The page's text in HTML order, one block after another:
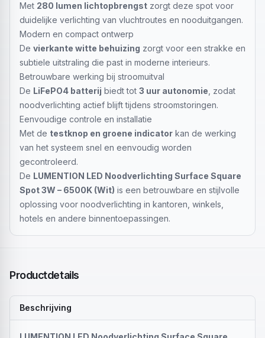
Met 280 lumen lichtopbrengst zorgt deze spot voor
duidelijke verlichting van vluchtroutes en nooduitgangen.
Modern en compact ontwerp
De vierkante witte behuizing zorgt voor een strakke en
subtiele uitstraling die past in moderne interieurs.
Betrouwbare werking bij stroomuitval
De LiFePO4 batterij biedt tot 3 uur autonomie , zodat
noodverlichting actief blijft tijdens stroomstoringen.
Eenvoudige controle en installatie
Met de testknop en groene indicator kan de werking
van het systeem snel en eenvoudig worden
gecontroleerd.
De LUMENTION LED Noodverlichting Surface Square
Spot 3W – 6500K (Wit) is een betrouwbare en stijlvolle
oplossing voor noodverlichting in kantoren, winkels,
hotels en andere binnentoepassingen.
Productdetails
Beschrijving